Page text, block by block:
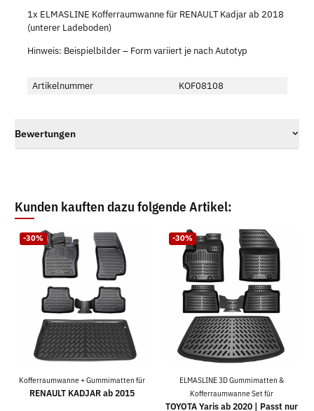
1x ELMASLINE Kofferraumwanne für RENAULT Kadjar ab 2018
(unterer Ladeboden)
Hinweis: Beispielbilder – Form variiert je nach Autotyp
Artikelnummer KOF08108
Bewertungen
Kunden kauften dazu folgende Artikel:
-30%
Kofferraumwanne + Gummimatten für
RENAULT KADJAR ab 2015
-30%
ELMASLINE 3D Gummimatten &
Kofferraumwanne Set für
TOYOTA Yaris ab 2020 | Passt nur